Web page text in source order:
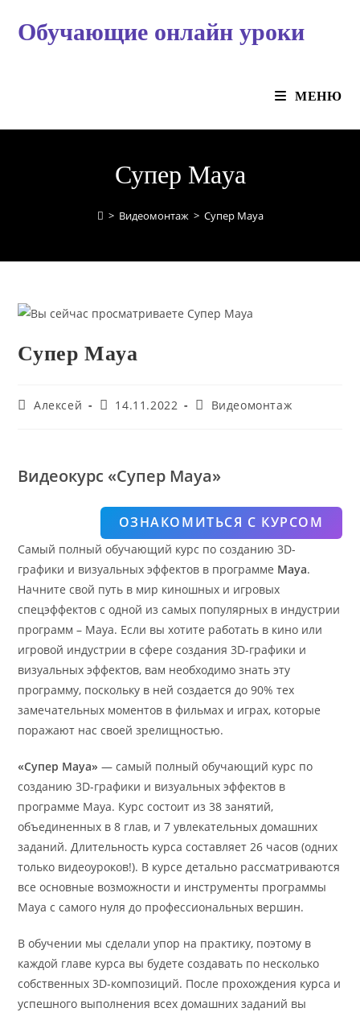
содержимому
Обучающие онлайн уроки
МЕНЮ
Супер Maya
> Видеомонтаж > Супер Maya
Супер Maya
Автор
Алексей
Запись
14.11.2022
Рубрика
Видеомонтаж
Видеокурс «Супер Maya»
ОЗНАКОМИТЬСЯ С КУРСОМ
Самый полный обучающий курс по созданию 3D-
графики и визуальных эффектов в программе Maya.
Начните свой путь в мир киношных и игровых
спецэффектов с одной из самых популярных в индустрии
программ – Maya. Если вы хотите работать в кино или
игровой индустрии в сфере создания 3D-графики и
визуальных эффектов, вам необходимо знать эту
программу, поскольку в ней создается до 90% тех
замечательных моментов в фильмах и играх, которые
поражают нас своей зрелищностью.
«Супер Maya» — самый полный обучающий курс по
созданию 3D-графики и визуальных эффектов в
программе Maya. Курс состоит из 38 занятий,
объединенных в 8 глав, и 7 увлекательных домашних
заданий. Длительность курса составляет 26 часов (одних
только видеоуроков!). В курсе детально рассматриваются
все основные возможности и инструменты программы
Maya с самого нуля до профессиональных вершин.
В обучении мы сделали упор на практику, поэтому в
каждой главе курса вы будете создавать по несколько
собственных 3D-композиций. После прохождения курса и
успешного выполнения всех домашних заданий вы